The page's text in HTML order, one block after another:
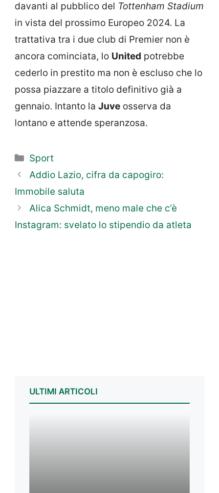
davanti al pubblico del Tottenham Stadium
in vista del prossimo Europeo 2024. La
trattativa tra i due club di Premier non è
ancora cominciata, lo United potrebbe
cederlo in prestito ma non è escluso che lo
possa piazzare a titolo definitivo già a
gennaio. Intanto la Juve osserva da
lontano e attende speranzosa.
Categorie
Sport
Addio Lazio, cifra da capogiro:
Immobile saluta
Alica Schmidt, meno male che c’è
Instagram: svelato lo stipendio da atleta
ULTIMI ARTICOLI